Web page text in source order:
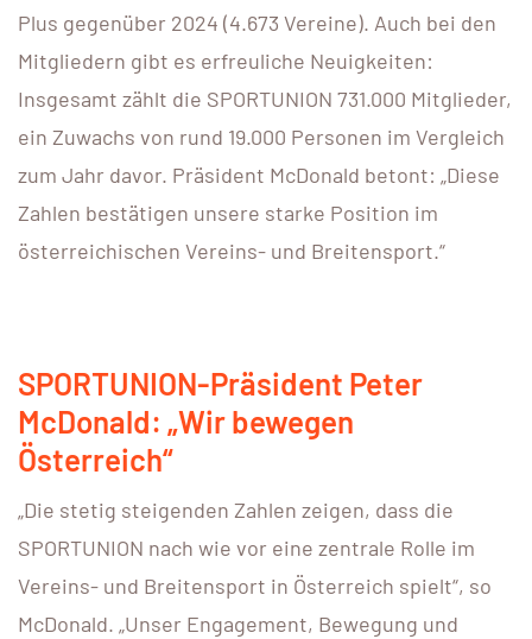
Plus gegenüber 2024 (4.673 Vereine). Auch bei den
Mitgliedern gibt es erfreuliche Neuigkeiten:
Insgesamt zählt die SPORTUNION 731.000 Mitglieder,
ein Zuwachs von rund 19.000 Personen im Vergleich
zum Jahr davor. Präsident McDonald betont: „Diese
Zahlen bestätigen unsere starke Position im
österreichischen Vereins- und Breitensport.“
SPORTUNION-Präsident Peter
McDonald: „Wir bewegen
Österreich“
„Die stetig steigenden Zahlen zeigen, dass die
SPORTUNION nach wie vor eine zentrale Rolle im
Vereins- und Breitensport in Österreich spielt“, so
McDonald. „Unser Engagement, Bewegung und